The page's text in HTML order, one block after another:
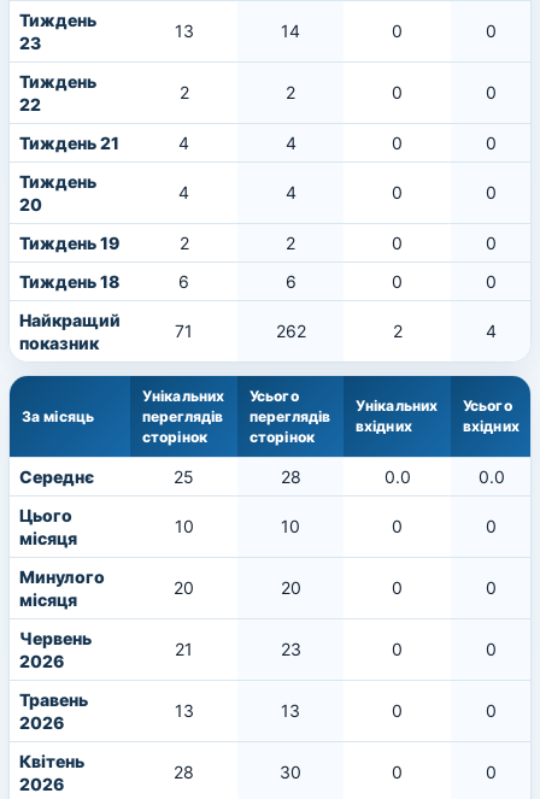
Тиждень
23
13 14 0 0
Тиждень
22
2 2 0 0
Тиждень 21 4 4 0
0
Тиждень
20
4 4 0 0
Тиждень 19 2 2 0
0
Тиждень 18
6 6 0
0
Найкращий
показник
71 262 2 4
За місяць
Унікальних
переглядів
сторінок
Усього
переглядів
сторінок
Унікальних
вхідних
Усього
вхідних
Середнє 25 28 0.0
0.0
Цього
місяця
10 10 0 0
Минулого
місяця
20 20 0 0
Червень
2026
21 23 0 0
Травень
2026
13 13 0 0
Квітень
2026
28 30 0 0